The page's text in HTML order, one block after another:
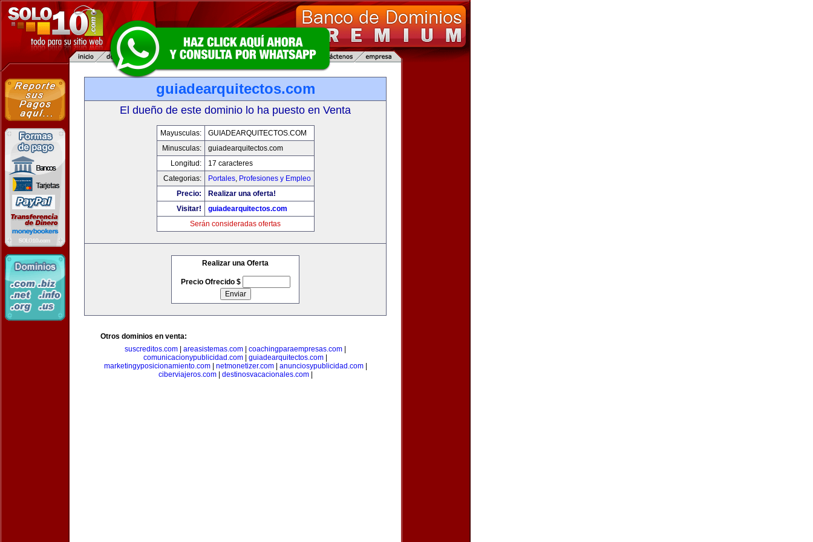
guiadearquitectos.com
El dueño de este dominio lo ha puesto en Venta
Mayusculas:
GUIADEARQUITECTOS.COM
Minusculas:
guiadearquitectos.com
Longitud:
17 caracteres
Categorias:
Portales, Profesiones y Empleo
Precio:
Realizar una oferta!
Visitar!
guiadearquitectos.com
Serán consideradas ofertas
Realizar una Oferta
Precio Ofrecido $
Otros dominios en venta:
suscreditos.com
areasistemas.com coachingparaempresas.com
comunicacionypublicidad.com
guiadearquitectos.com
marketingyposicionamiento.com| netmonetizer.com| anunciosypublicidad.com|
ciberviajeros.com| destinosvacacionales.com|